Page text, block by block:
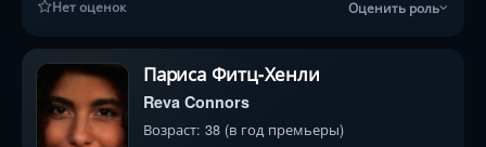
Нет оценок Оценить роль
Париса Фитц-Хенли
Reva Connors
Возраст: 38 (в год премьеры)